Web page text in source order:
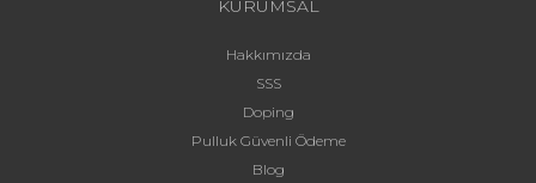
KURUMSAL
Hakkımızda
SSS
Doping
Pulluk Güvenli Ödeme
Blog